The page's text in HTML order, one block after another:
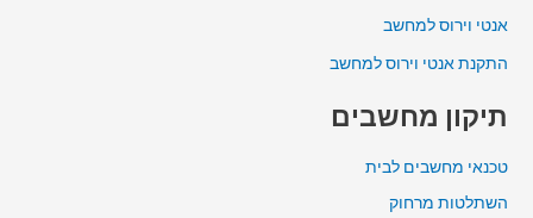
אנטי וירוס למחשב
התקנת אנטי וירוס למחשב
תיקון מחשבים
טכנאי מחשבים לבית
השתלטות מרחוק